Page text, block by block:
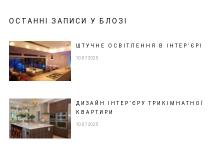
ОСТАННІ ЗАПИСИ У БЛОЗІ
ШТУЧНЕ ОСВІТЛЕННЯ В ІНТЕР’ЄРІ
10.07.2025
ДИЗАЙН ІНТЕР’ЄРУ ТРИКІМНАТНОЇ
КВАРТИРИ
10.07.2025